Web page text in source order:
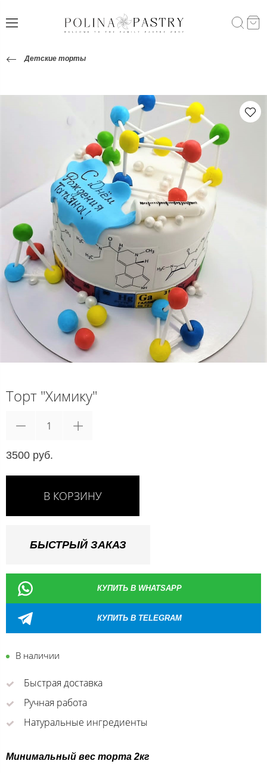
Детские торты
Торт "Химику"
3500 руб.
В КОРЗИНУ
БЫСТРЫЙ ЗАКАЗ
КУПИТЬ В WHATSAPP
КУПИТЬ В TELEGRAM
В наличии
Быстрая доставка
Ручная работа
Натуральные ингредиенты
Минимальный вес торта 2кг